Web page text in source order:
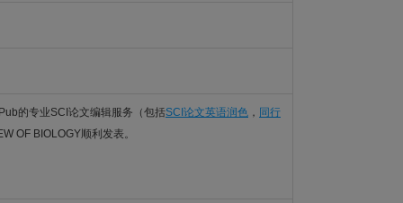
的专业SCI论文编辑服务（包括SCI论文英语润色 ， 同行
OF BIOLOGY顺利发表。